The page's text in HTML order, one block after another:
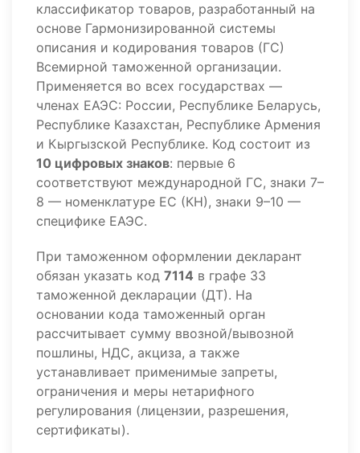
классификатор товаров, разработанный на
основе Гармонизированной системы
описания и кодирования товаров (ГС)
Всемирной таможенной организации.
Применяется во всех государствах —
членах ЕАЭС: России, Республике Беларусь,
Республике Казахстан, Республике Армения
и Кыргызской Республике. Код состоит из
10 цифровых знаков: первые 6
соответствуют международной ГС, знаки 7–
8 — номенклатуре ЕС (КН), знаки 9–10 —
специфике ЕАЭС.
При таможенном оформлении декларант
обязан указать код 7114 в графе 33
таможенной декларации (ДТ). На
основании кода таможенный орган
рассчитывает сумму ввозной/вывозной
пошлины, НДС, акциза, а также
устанавливает применимые запреты,
ограничения и меры нетарифного
регулирования (лицензии, разрешения,
сертификаты).